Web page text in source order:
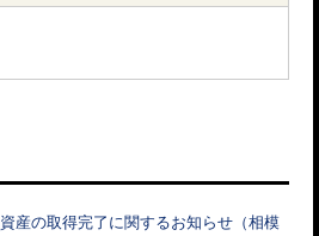
資産の取得完了に関するお知らせ（相模